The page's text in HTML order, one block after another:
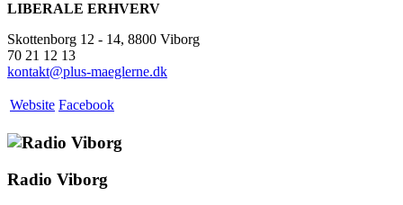
LIBERALE ERHVERV
Skottenborg 12 - 14, 8800 Viborg
70 21 12 13
kontakt@plus-maeglerne.dk
Website Facebook
Radio Viborg